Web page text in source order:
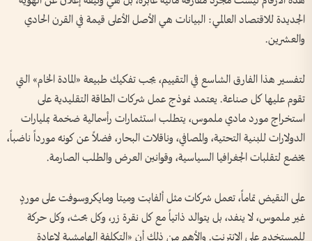
الجديدة للاقتصاد العالمي: البيانات هي الأصل الأعلى قيمة في القرن الحادي
والعشرين.
لتفسير هذا الفارق الشاسع في التقييم، يجب تفكيك طبيعة «المادة الخام» التي
تقوم عليها كل صناعة. يعتمد نموذج عمل شركات الطاقة التقليدية على
استخراج مورد مادي ملموس، يتطلب استثمارات رأسمالية ضخمة بمليارات
الدولارات للبنية التحتية، والمصافي، وناقلات البحار، فضلاً عن كونه مورداً ناضباً،
يخضع لتقلبات الجغرافيا السياسية، وقوانين العرض والطلب الصارمة.
على النقيض تماماً، تعمل شركات مثل ألفابت وميتا ومايكروسوفت على موردٍ
غير ملموس، لا ينفد، بل يتوالد ذاتياً مع كل نقرة زر، وكل بحث، وكل حركة
للمستخدم على الإنترنت. والأهم من ذلك أن «التكلفة الهامشية لإعادة